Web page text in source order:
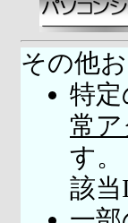
その他
特
常
す。
該